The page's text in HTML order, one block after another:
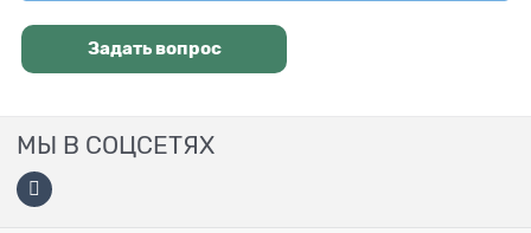
Задать вопрос
МЫ В СОЦСЕТЯХ